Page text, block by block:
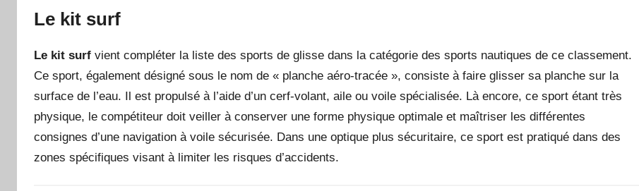
Le kit surf
Le kit surf vient compléter la liste des sports de glisse dans la catégorie des sports nautiques de ce classement.
Ce sport, également désigné sous le nom de « planche aéro-tracée », consiste à faire glisser sa planche sur la
surface de l’eau. Il est propulsé à l’aide d’un cerf-volant, aile ou voile spécialisée. Là encore, ce sport étant très
physique, le compétiteur doit veiller à conserver une forme physique optimale et maîtriser les différentes
consignes d’une navigation à voile sécurisée. Dans une optique plus sécuritaire, ce sport est pratiqué dans des
zones spécifiques visant à limiter les risques d’accidents.